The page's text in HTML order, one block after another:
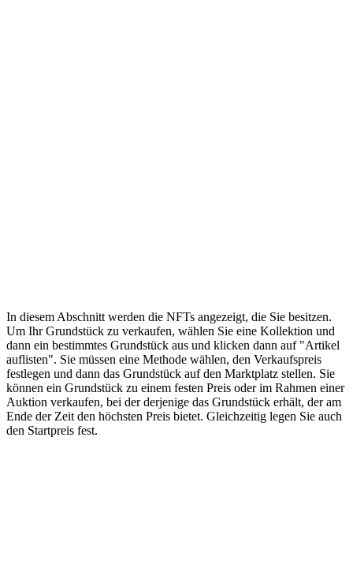
In diesem Abschnitt werden die NFTs angezeigt, die Sie besitzen.
Um Ihr Grundstück zu verkaufen, wählen Sie eine Kollektion und
dann ein bestimmtes Grundstück aus und klicken dann auf "Artikel
auflisten". Sie müssen eine Methode wählen, den Verkaufspreis
festlegen und dann das Grundstück auf den Marktplatz stellen. Sie
können ein Grundstück zu einem festen Preis oder im Rahmen einer
Auktion verkaufen, bei der derjenige das Grundstück erhält, der am
Ende der Zeit den höchsten Preis bietet. Gleichzeitig legen Sie auch
den Startpreis fest.